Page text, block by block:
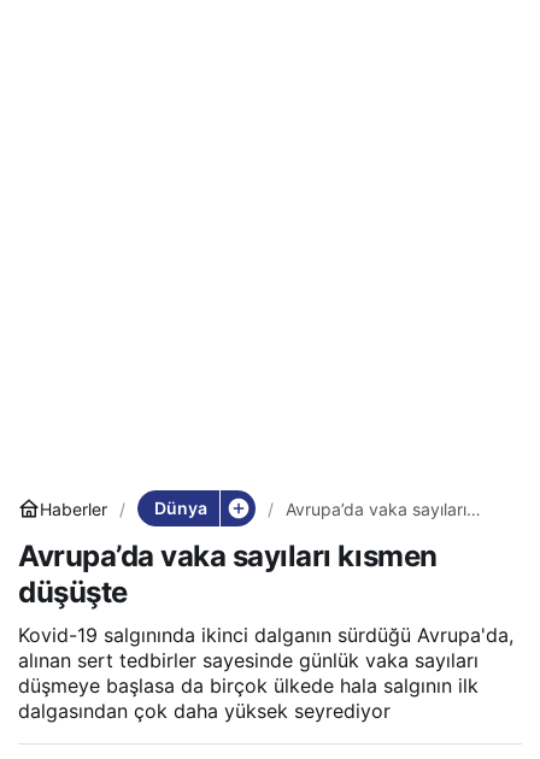
Haberler Dünya
Avrupa’da vaka sayıları
Avrupa’da vaka sayıları kısmen
düşüşte
Kovid-19 salgınında ikinci dalganın sürdüğü Avrupa'da,
alınan sert tedbirler sayesinde günlük vaka sayıları
düşmeye başlasa da birçok ülkede hala salgının ilk
dalgasından çok daha yüksek seyrediyor